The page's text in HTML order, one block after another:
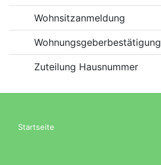
Wohnsitzanmeldung
Wohnungsgeberbestätigung
Zuteilung Hausnummer
Startseite